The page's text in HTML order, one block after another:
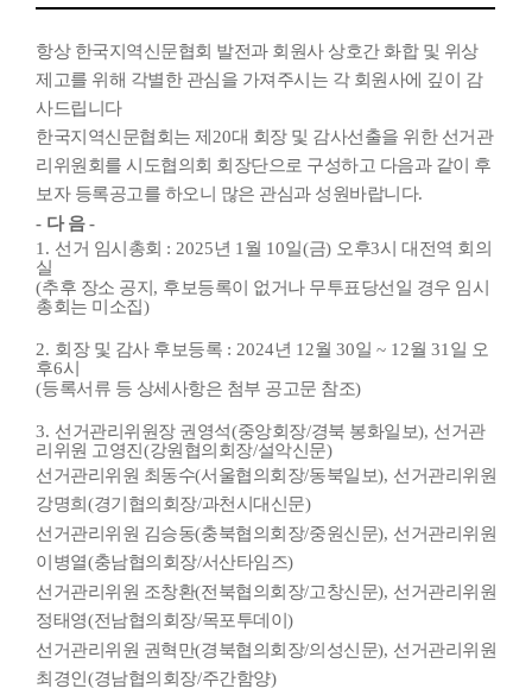
항상 한국지역신문협회 발전과 회원사 상호간 화합 및 위상
제고를 위해 각별한 관심을 가져주시는 각 회원사에 깊이 감
사드립니다
한국지역신문협회는 제 20대 회장 및 감사선출을 위한 선거관
리위원회를 시도협의회 회장단으로 구성하고 다음과 같이 후
보자 등록공고를 하오니 많은 관심과 성원바랍니다.
- 다 음-
1. 선거 임시총회 : 2025년 1 월 10일(금) 오후3시 대전역 회의
실
(추후 장소 공지 , 후보등록이 없거나 무투표당선일 경우 임시
총회는 미소집)
2. 회장 및 감사 후보등록 : 2024년 12월 30일 ~ 12월 31 일 오
후6시
(등록서류 등 상세사항은 첨부 공고문 참조)
3. 선거관리위원장 권영석(중앙회장/경북 봉화일보), 선거관
리위원 고영진 (강원협의회장/설악신문)
선거관리위원 최동수(서울협의회장/동북일보), 선거관리위원
강명희 (경기협의회장/과천시대신문)
선거관리위원 김승동(충북협의회장/중원신문), 선거관리위원
이병열(충남협의회장/서산타임즈)
선거관리위원 조창환(전북협의회장/고창신문), 선거관리위원
정태영(전남협의회장/목포투데이 )
선거관리위원 권혁만(경북협의회장/의성신문), 선거관리위원
최경인 (경남협의회장/주간함양)